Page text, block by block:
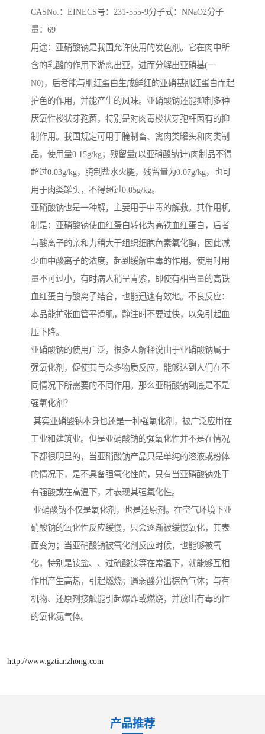
CASNo.：EINECS号：231-555-9分子式：NNaO2分子
量：69
用途：亚硝酸钠是我国允许使用的发色剂。它在肉中所
含的乳酸的作用下游离出亚，进而分解出亚硝基(一
N0)，后者能与肌红蛋白生成鲜红的亚硝基肌红蛋白而起
护色的作用，并能产生的风味。亚硝酸钠还能抑制多种
厌氧性梭状芽孢菌，特别是对肉毒梭状芽孢杆菌有的抑
制作用。我国规定可用于腌制畜、禽肉类罐头和肉类制
品，使用量0.15g/kg；残留量(以亚硝酸钠计)肉制品不得
超过0.03g/kg，腌制盐水火腿，残留量为0.07g/kg，也可
用于肉类罐头，不得超过0.05g/kg。
亚硝酸钠也是一种解，主要用于中毒的解救。其作用机
制是：亚硝酸钠使血红蛋白转化为高铁血红蛋白，后者
与酸离子的亲和力稍大于组织细胞色素氧化酶，因此减
少血中酸离子的浓度，起到缓解中毒的作用。使用时用
量不可过小，有时病人稍呈青紫，即使有相当量的高铁
血红蛋白与酸离子结合，也能迅速有效地。不良反应：
本品能扩张血管平滑肌，静注时不要过快，以免引起血
压下降。
亚硝酸钠的使用广泛，很多人解释说由于亚硝酸钠属于
强氧化剂，促使其与众多物质反应，能够达到人们在不
同情况下所需要的不同作用。那么亚硝酸钠到底是不是
强氧化剂？
其实亚硝酸钠本身也还是一种强氧化剂，被广泛应用在
工业和建筑业。但是亚硝酸钠的强氧化性并不是在情况
下都很明显的，当亚硝酸钠产品只是单纯的溶液或粉体
的情况下，是不具备强氧化性的，只有当亚硝酸钠处于
有强酸或在高温下，才表现其强氧化性。
亚硝酸钠不仅是氧化剂，也是还原剂。在空气环境下亚
硝酸钠的氧化性反应缓慢，只会逐渐被缓慢氧化，其表
面变为；当亚硝酸钠被氧化剂反应时候，也能够被氧
化，特别是铵盐、、过硫酸铵等在常温下，就能够互相
作用产生高热，引起燃烧；遇弱酸分出棕色气体；与有
机物、还原剂接触能引起爆炸或燃烧，并放出有毒的性
的氧化氮气体。
http://www.gztianzhong.com
产品推荐